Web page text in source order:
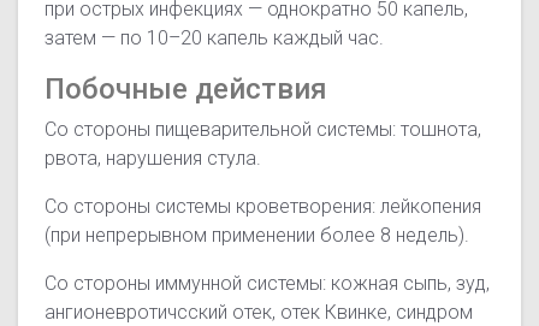
при острых инфекциях — однократно 50 капель,
затем — по 10–20 капель каждый час.
Побочные действия
Со стороны пищеварительной системы: тошнота,
рвота, нарушения стула.
Со стороны системы кроветворения: лейкопения
(при непрерывном применении более 8 недель).
Со стороны иммунной системы: кожная сыпь, зуд,
ангионевротичсский отек, отек Квинке, синдром